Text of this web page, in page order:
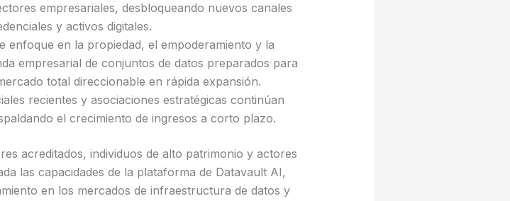
empresariales, desbloqueando nuevos canales
y activos digitales.
enfoque en la propiedad, el empoderamiento y la
empresarial de conjuntos de datos preparados para
total direccionable en rápida expansión.
recientes y asociaciones estratégicas continúan
el crecimiento de ingresos a corto plazo.
acreditados, individuos de alto patrimonio y actores
las capacidades de la plataforma de Datavault AI,
en los mercados de infraestructura de datos y